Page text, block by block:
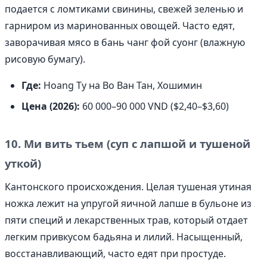
подается с ломтиками свинины, свежей зеленью и
гарниром из маринованных овощей. Часто едят,
заворачивая мясо в бань чанг фой суонг (влажную
рисовую бумагу).
Где: Hoang Ty на Во Ван Тан, Хошимин
Цена (2026): 60 000–90 000 VND ($2,40–$3,60)
10. Ми вить тьем (суп с лапшой и тушеной
уткой)
Кантонского происхождения. Целая тушеная утиная
ножка лежит на упругой яичной лапше в бульоне из
пяти специй и лекарственных трав, который отдает
легким привкусом бадьяна и лилий. Насыщенный,
восстанавливающий, часто едят при простуде.